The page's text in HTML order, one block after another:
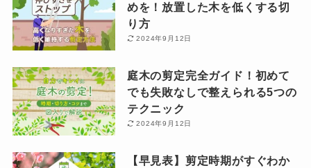
めを！放置した木を低くする切
り方
2024年9月12日
庭木の剪定完全ガイド！初めて
でも失敗なしで整えられる5つの
テクニック
2024年9月12日
【早見表】剪定時期がすぐわか